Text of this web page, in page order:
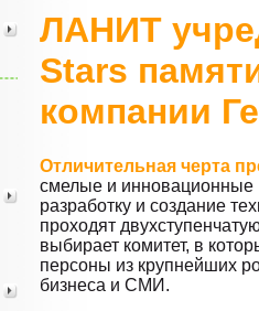
ЛАНИТ
Stars
компании
Отличительная черта
смелые и инновационные
разработку и создание
проходят
выбирает комитет, в
персоны из крупнейших
бизнеса и СМИ.